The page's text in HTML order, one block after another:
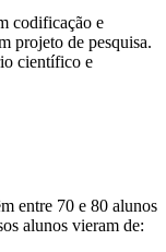
codificação e
projeto de pesquisa.
científico e
entre 70 e 80 alunos
alunos vieram de: